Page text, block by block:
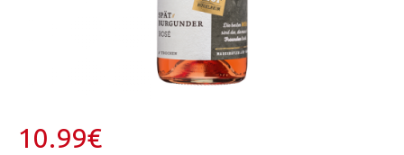
10.99€